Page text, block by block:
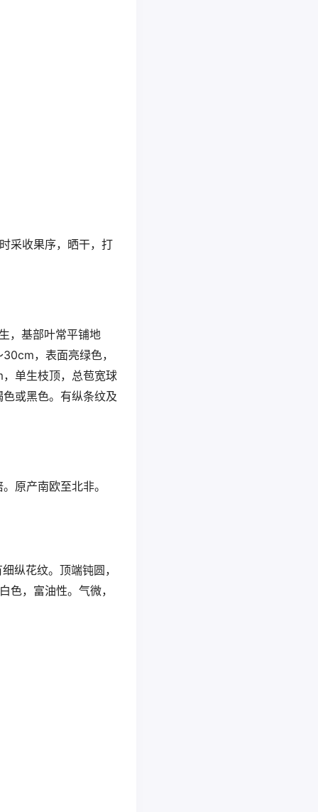
采收果序，晒干，打
，基部叶常平铺地
，表面亮绿色，
单生枝顶，总苞宽球
或黑色。有纵条纹及
原产南欧至北非。
纵花纹。顶端钝圆，
，富油性。气微，